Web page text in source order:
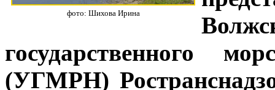
фото: Шихова Ирина
государственного
(УГМРН)